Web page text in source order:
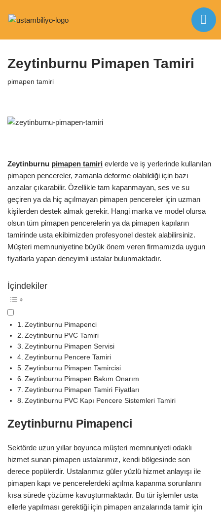
geç
Zeytinburnu Pimapen Tamiri
pimapen tamiri
Zeytinburnu pimapen tamiri evlerde ve iş yerlerinde kullanılan
pimapen pencereler, zamanla deforme olabildiği için bazı
arızalar çıkarabilir. Özellikle tam kapanmayan, ses ve su
geçiren ya da hiç açılmayan pimapen pencereler için uzman
kişilerden destek almak gerekir. Hangi marka ve model olursa
olsun tüm pimapen pencerelerin ya da pimapen kapıların
tamirinde usta ekibimizden profesyonel destek alabilirsiniz.
Müşteri memnuniyetine büyük önem veren firmamızda uygun
fiyatlarla yapan deneyimli ustalar bulunmaktadır.
İçindekiler
Zeytinburnu Pimapenci
Zeytinburnu PVC Tamiri
Zeytinburnu Pimapen Servisi
Zeytinburnu Pencere Tamiri
Zeytinburnu Pimapen Tamircisi
Zeytinburnu Pimapen Bakım Onarım
Zeytinburnu Pimapen Tamiri Fiyatları
Zeytinburnu PVC Kapı Pencere Sistemleri Tamiri
Zeytinburnu Pimapenci
Sektörde uzun yıllar boyunca müşteri memnuniyeti odaklı
hizmet sunan pimapen ustalarımız, kendi bölgesinde son
derece popülerdir. Ustalarımız güler yüzlü hizmet anlayışı ile
pimapen kapı ve pencerelerdeki açılma kapanma sorunlarını
kısa sürede çözüme kavuşturmaktadır. Bu tür işlemler usta
ellerle yapılması gerektiği için pimapen arızalarında tamir için